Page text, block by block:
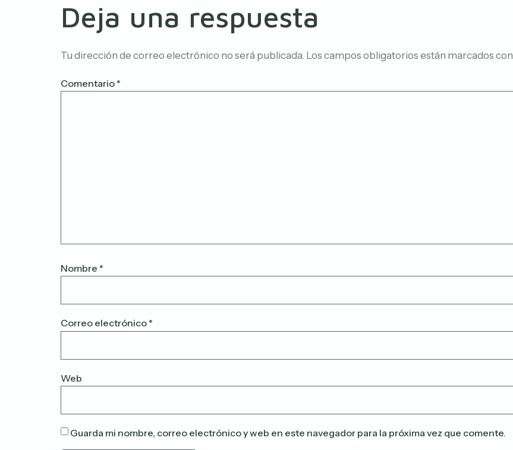
Deja una respuesta
Tu dirección de correo electrónico no será publicada. Los campos obligatorios están marcados con
Comentario *
Nombre *
Correo electrónico *
Web
Guarda mi nombre, correo electrónico y web en este navegador para la próxima vez que comente.